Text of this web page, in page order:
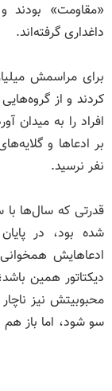
«مقاومت»
داغداری گرفته‌اند.
برای مراسمش
کردند و از
افراد را به میدان
بر ادعاها و
نفر نرسید.
قدرتی که سال‌ها
شده بود، در
ادعاهایش
دیکتاتور همین
محبوبیتش نیز
سو شود، اما باز هم